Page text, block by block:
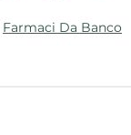
Farmaci Da Banco